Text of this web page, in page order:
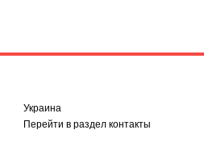
Украина
Перейти в раздел контакты